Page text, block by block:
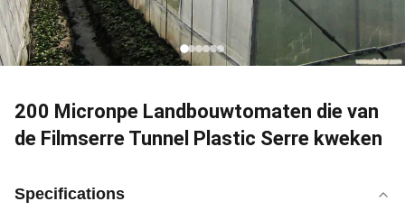
200 Micronpe Landbouwtomaten die van
de Filmserre Tunnel Plastic Serre kweken
Specifications